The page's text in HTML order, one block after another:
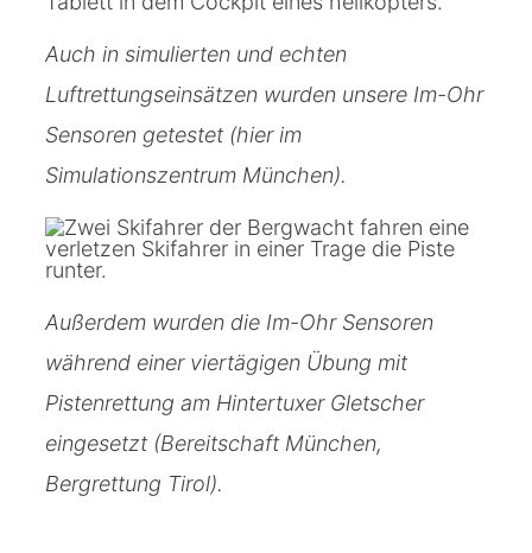
Auch in simulierten und echten
Luftrettungseinsätzen wurden unsere Im-Ohr
Sensoren getestet (hier im
Simulationszentrum München).
Außerdem wurden die Im-Ohr Sensoren
während einer viertägigen Übung mit
Pistenrettung am Hintertuxer Gletscher
eingesetzt (Bereitschaft München,
Bergrettung Tirol).